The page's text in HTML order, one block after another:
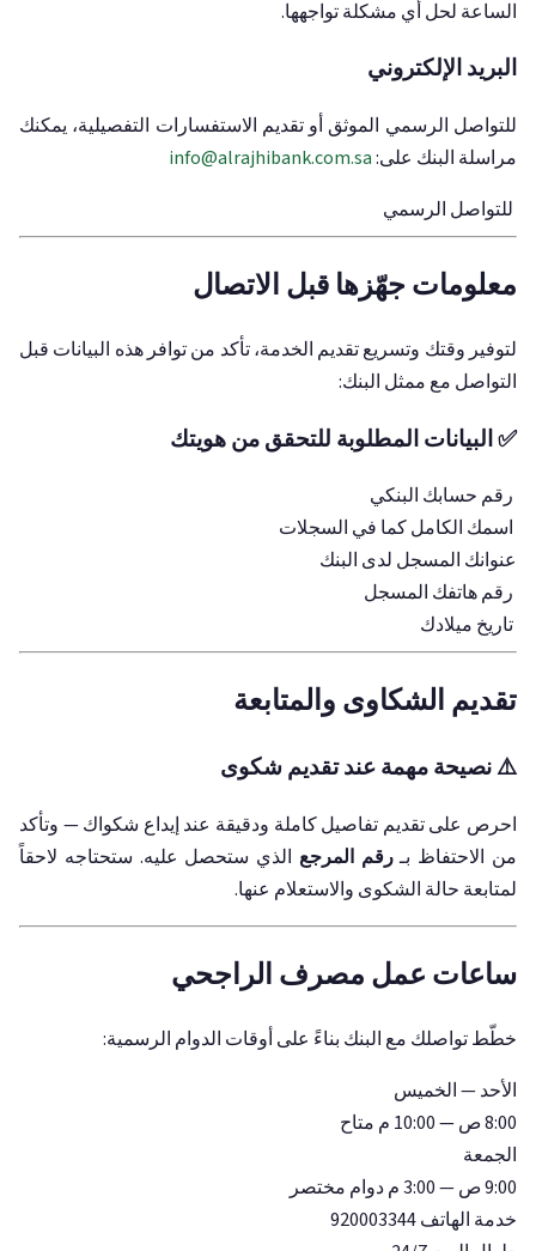
الساعة لحل أي مشكلة تواجهها.
البريد الإلكتروني
للتواصل الرسمي الموثق أو تقديم الاستفسارات التفصيلية، يمكنك
مراسلة البنك على:info@alrajhibank.com.sa
للتواصل الرسمي
معلومات جهّزها قبل الاتصال
لتوفير وقتك وتسريع تقديم الخدمة، تأكد من توافر هذه البيانات قبل
التواصل مع ممثل البنك:
✅ البيانات المطلوبة للتحقق من هويتك
رقم حسابك البنكي
اسمك الكامل كما في السجلات
عنوانك المسجل لدى البنك
رقم هاتفك المسجل
تاريخ ميلادك
تقديم الشكاوى والمتابعة
⚠️ نصيحة مهمة عند تقديم شكوى
احرص على تقديم تفاصيل كاملة ودقيقة عند إيداع شكواك — وتأكد
من الاحتفاظ بـرقم المرجع الذي ستحصل عليه. ستحتاجه لاحقاً
لمتابعة حالة الشكوى والاستعلام عنها.
ساعات عمل مصرف الراجحي
خطّط تواصلك مع البنك بناءً على أوقات الدوام الرسمية:
الأحد — الخميس
8:00 ص — 10:00 م
متاح
الجمعة
9:00 ص — 3:00 م
دوام مختصر
خدمة الهاتف 920003344